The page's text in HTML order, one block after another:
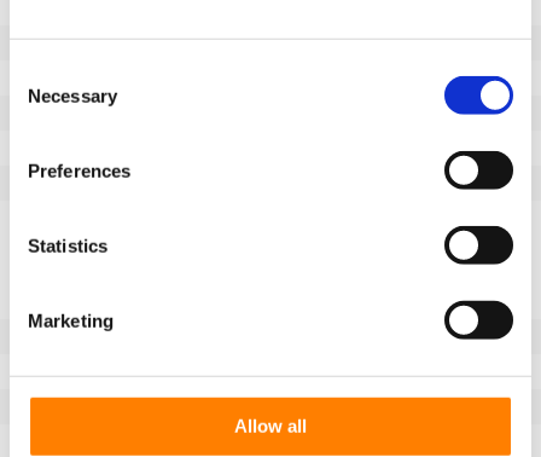
Selection
Necessary
Preferences
Statistics
Marketing
Allow all
Gesamthöhe (mm)
190
Schwarz Vollgummi reifen
Härte der Lauffläche
Radius der Drehung
Vollgummireifen, besonders
Temperatur
Lenkradtyp
Lenkrolle
Einbau